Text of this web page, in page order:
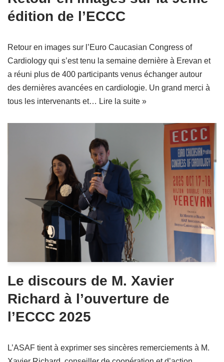
édition de l’ECCC
Retour en images sur l’Euro Caucasian Congress of
Cardiology qui s’est tenu la semaine dernière à Erevan et
a réuni plus de 400 participants venus échanger autour
des dernières avancées en cardiologie. Un grand merci à
tous les intervenants et… Lire la suite »
Le discours de M. Xavier
Richard à l’ouverture de
l’ECCC 2025
L’ASAF tient à exprimer ses sincères remerciements à M.